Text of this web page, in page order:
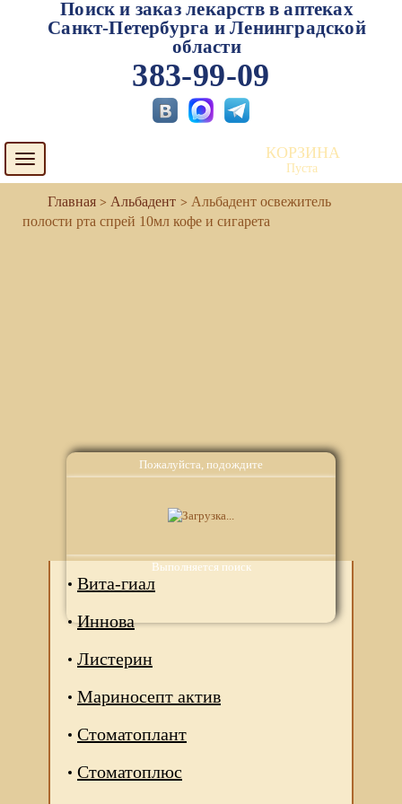
Пожалуйста, подождите
Выполняется поиск
Поиск и заказ лекарств в аптеках
Санкт-Петербурга и Ленинградской
области
383-99-09
Toggle
navigation
КОРЗИНА
Пуста
Альбадент
Альбадент освежитель
полости рта спрей 10мл кофе и сигарета
Вита-гиал
Иннова
Листерин
Мариносепт актив
Стоматоплант
Стоматоплюс